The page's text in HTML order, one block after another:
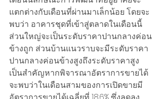
แตกต่างกับเดือนที่ผ่านมาเล็กน้อย โดยจะ
พบว่า อาคารชุดที่เข้าสู่ตลาดในเดือนนี้
ส่วนใหญ่จะเป็นระดับราคาปานกลางค่อน
ข้างถูก ส่วนบ้านแนวราบจะมีระดับราคา
ปานกลางค่อนข้างสูงถึงระดับราคาสูง
เป็นสำคัญหากพิจารณาอัตราการขายได้
จะพบว่าในเดือนสามของการเปิดขายมี